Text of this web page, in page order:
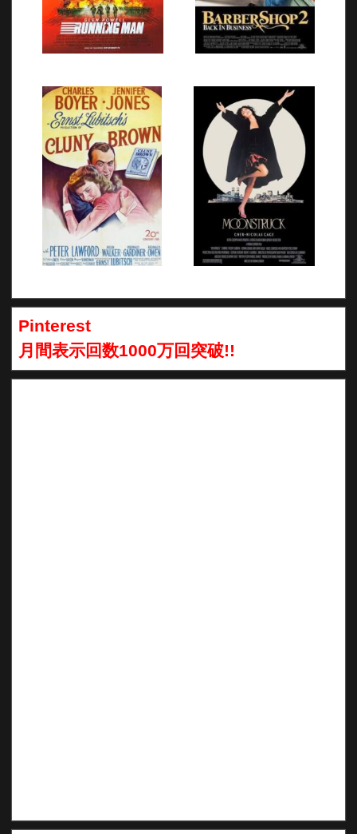
Pinterest
月間表示回数1000万回突破!!